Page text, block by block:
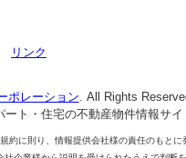
リンク
ポレーション . All Rights
ト・住宅の不動産物件情報サイ
約に則り、情報提供会社様の責任のもとに